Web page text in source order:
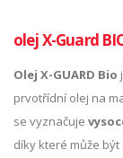
olej X-Guard
Olej X-GUARD Bio
prvotřídní olej na
se vyznačuje
díky které může